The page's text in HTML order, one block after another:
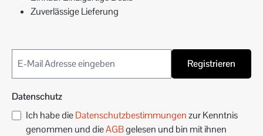
Zuverlässige Lieferung
Registrieren
Datenschutz
Ich habe dieDatenschutzbestimmungenzur Kenntnis
genommen und dieAGBgelesen und bin mit ihnen